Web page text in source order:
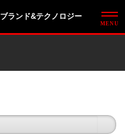
ブランド&テクノロジー